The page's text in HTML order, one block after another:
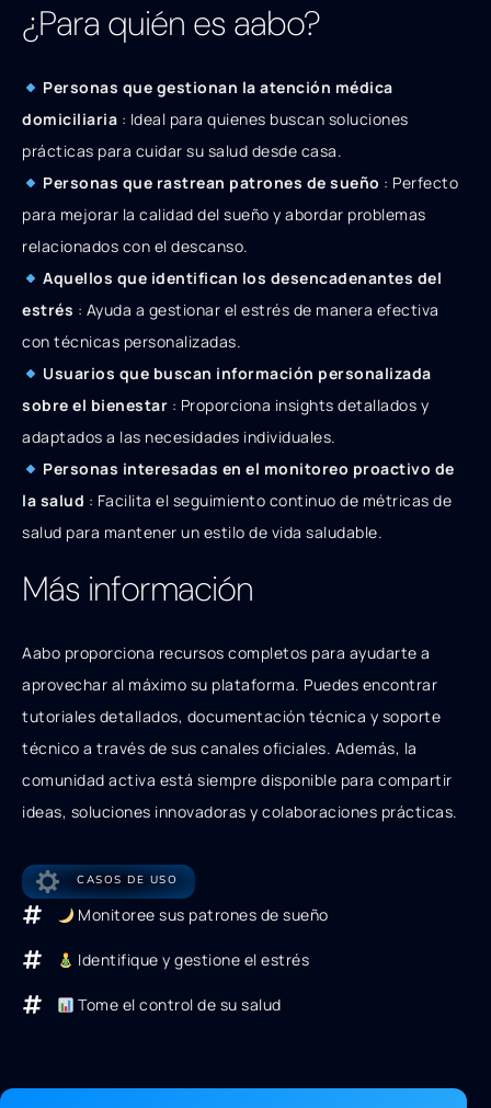
¿Para quién es aabo?
Personas que gestionan la atención médica
domiciliaria : Ideal para quienes buscan soluciones
prácticas para cuidar su salud desde casa.
Personas que rastrean patrones de sueño : Perfecto
para mejorar la calidad del sueño y abordar problemas
relacionados con el descanso.
Aquellos que identifican los desencadenantes del
estrés : Ayuda a gestionar el estrés de manera efectiva
con técnicas personalizadas.
Usuarios que buscan información personalizada
sobre el bienestar : Proporciona insights detallados y
adaptados a las necesidades individuales.
Personas interesadas en el monitoreo proactivo de
la salud : Facilita el seguimiento continuo de métricas de
salud para mantener un estilo de vida saludable.
Más información
Aabo proporciona recursos completos para ayudarte a
aprovechar al máximo su plataforma. Puedes encontrar
tutoriales detallados, documentación técnica y soporte
técnico a través de sus canales oficiales. Además, la
comunidad activa está siempre disponible para compartir
ideas, soluciones innovadoras y colaboraciones prácticas.
CASOS DE USO
Monitoree sus patrones de sueño
Identifique y gestione el estrés
Tome el control de su salud